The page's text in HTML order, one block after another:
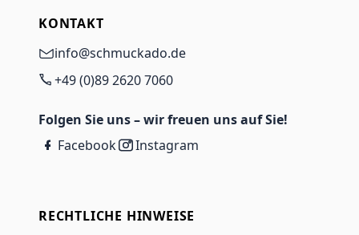
KONTAKT
info@schmuckado.de
+49 (0)89 2620 7060
Folgen Sie uns – wir freuen uns auf Sie!
Facebook
Instagram
RECHTLICHE HINWEISE